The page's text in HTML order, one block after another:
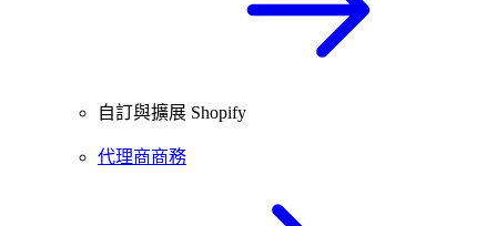
自訂與擴展 Shopify
代理商商務